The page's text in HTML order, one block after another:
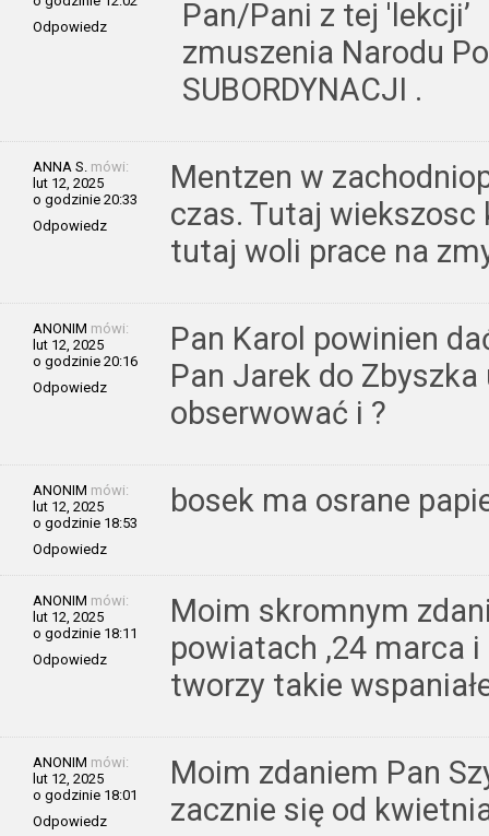
Odpowiedz
Pan/Pani z tej 'lekcji’
zmuszenia Narodu
SUBORDYNACJI .
ANNA S. mówi:
lut 12, 2025
o godzinie 20:33
Odpowiedz
Mentzen w
czas. Tutaj wiekszosc
tutaj woli prace na
ANONIM mówi:
lut 12, 2025
o godzinie 20:16
Odpowiedz
Pan Karol powinien
Pan Jarek do
obserwować i ?
ANONIM mówi:
lut 12, 2025
o godzinie 18:53
Odpowiedz
bosek ma osrane
ANONIM mówi:
lut 12, 2025
o godzinie 18:11
Odpowiedz
Moim skromnym
powiatach ,24 marca
tworzy takie
ANONIM mówi:
lut 12, 2025
o godzinie 18:01
Odpowiedz
Moim zdaniem Pan
zacznie się od